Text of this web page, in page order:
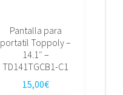
Pantalla para
portatil Toppoly –
14.1″ –
TD141TGCB1-C1
15,00€